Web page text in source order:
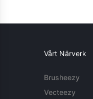
Vårt Närverk
Brusheezy
Vecteezy